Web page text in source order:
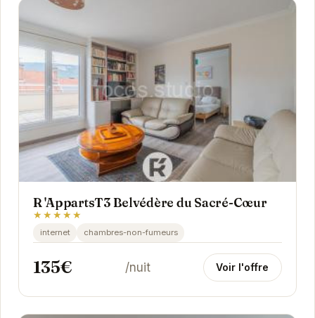
R 'AppartsT3 Belvédère du Sacré-Cœur
★★★★★
internet chambres-non-fumeurs
135€ /nuit Voir l'offre